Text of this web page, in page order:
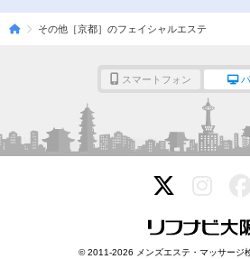
その他［京都］のフェイシャルエステ
スマートフォン
© 2011-2026 メンズエステ・マッサージ